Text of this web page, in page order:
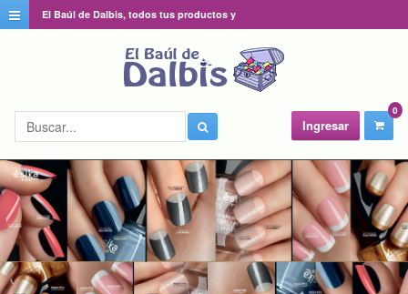
El Baúl de Dalbis, todos tus productos y
0
Ingresar